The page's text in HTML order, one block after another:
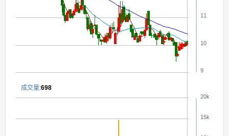
9
10
11
15k
20k
成交量:698